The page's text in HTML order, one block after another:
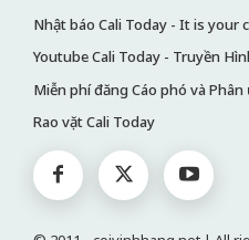
Nhật báo Cali Today - It is your
Youtube Cali Today - Truyền
Miễn phí đăng Cáo phó và Phân
Rao vặt Cali Today